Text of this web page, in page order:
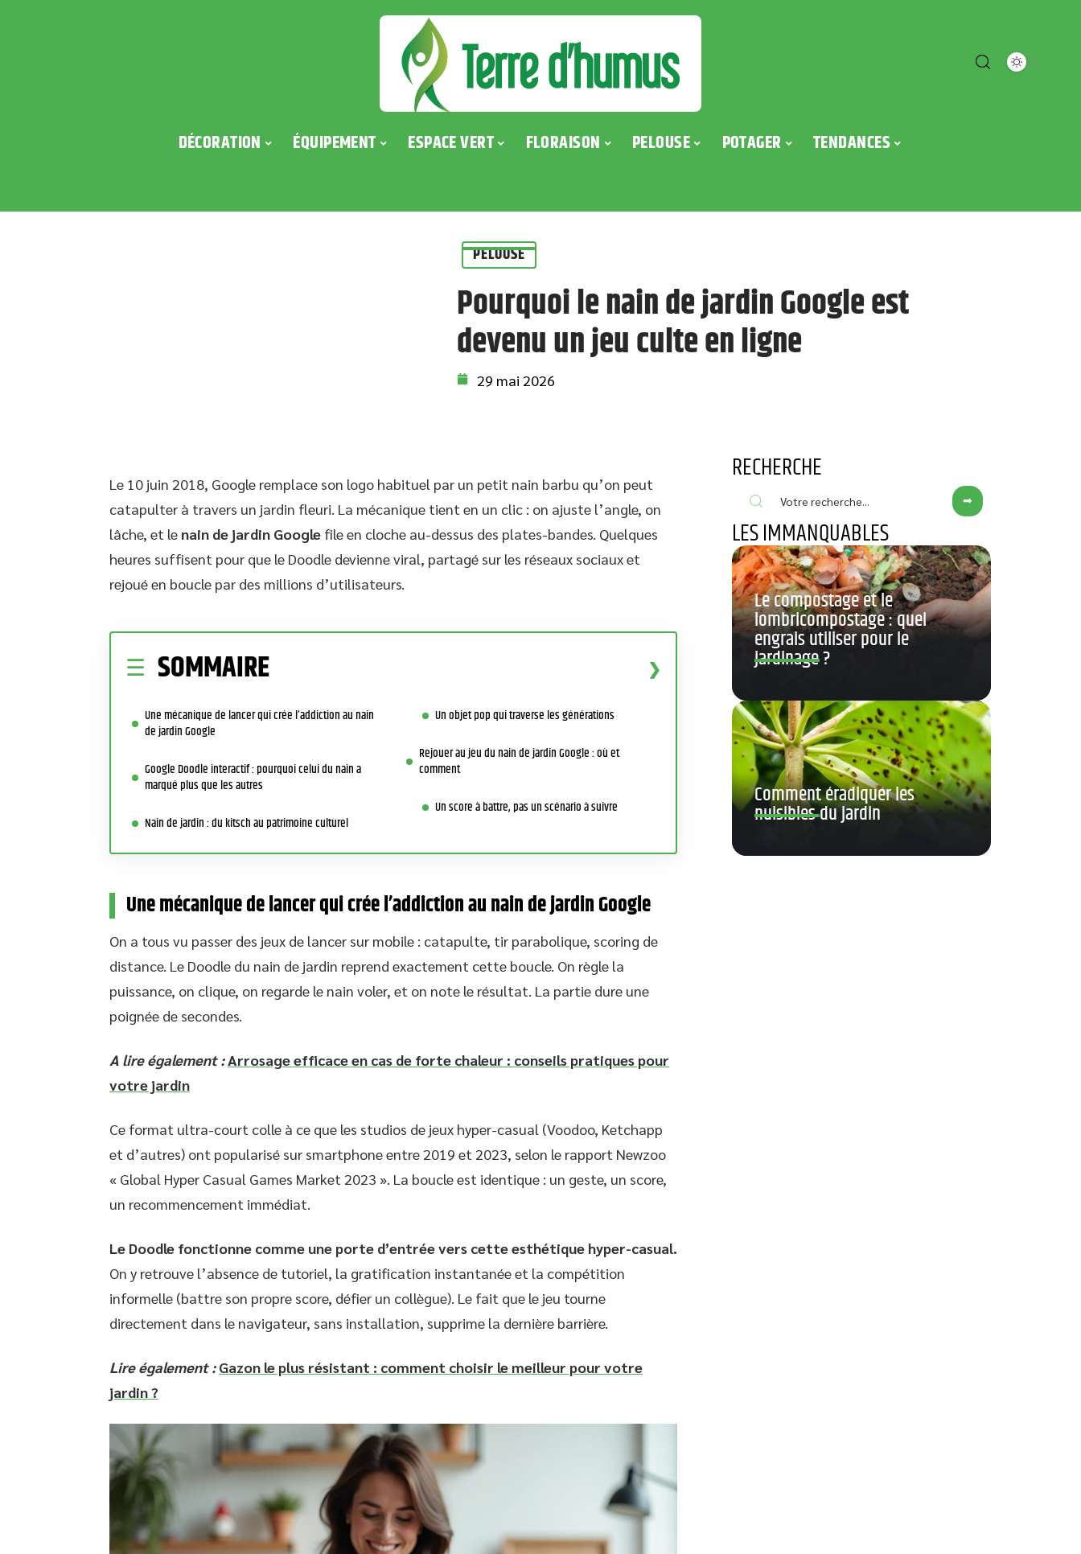
DÉCORATION ÉQUIPEMENT ESPACE VERT FLORAISON PELOUSE POTAGER TENDANCES
PELOUSE
Pourquoi le nain de jardin Google est
devenu un jeu culte en ligne
29 mai 2026
Le 10 juin 2018, Google remplace son logo habituel par un petit nain barbu qu’on peut
catapulter à travers un jardin fleuri. La mécanique tient en un clic : on ajuste l’angle, on
lâche, et le nain de jardin Google file en cloche au-dessus des plates-bandes. Quelques
heures suffisent pour que le Doodle devienne viral, partagé sur les réseaux sociaux et
rejoué en boucle par des millions d’utilisateurs.
SOMMAIRE
Une mécanique de lancer qui crée l’addiction au nain
de jardin Google
Google Doodle interactif : pourquoi celui du nain a
marqué plus que les autres
Nain de jardin : du kitsch au patrimoine culturel
Un objet pop qui traverse les générations
Rejouer au jeu du nain de jardin Google : où et
comment
Un score à battre, pas un scénario à suivre
Une mécanique de lancer qui crée l’addiction au nain de jardin Google
On a tous vu passer des jeux de lancer sur mobile : catapulte, tir parabolique, scoring de
distance. Le Doodle du nain de jardin reprend exactement cette boucle. On règle la
puissance, on clique, on regarde le nain voler, et on note le résultat. La partie dure une
poignée de secondes.
A lire également :Arrosage efficace en cas de forte chaleur : conseils pratiques pour
votre jardin
Ce format ultra-court colle à ce que les studios de jeux hyper-casual (Voodoo, Ketchapp
et d’autres) ont popularisé sur smartphone entre 2019 et 2023, selon le rapport Newzoo
« Global Hyper Casual Games Market 2023 ». La boucle est identique : un geste, un score,
un recommencement immédiat.
Le Doodle fonctionne comme une porte d’entrée vers cette esthétique hyper-casual.
On y retrouve l’absence de tutoriel, la gratification instantanée et la compétition
informelle (battre son propre score, défier un collègue). Le fait que le jeu tourne
directement dans le navigateur, sans installation, supprime la dernière barrière.
Lire également : Gazon le plus résistant : comment choisir le meilleur pour votre
jardin ?
RECHERCHE
LES IMMANQUABLES
Le compostage et le
lombricompostage : quel
engrais utiliser pour le
jardinage ?
Comment éradiquer les
nuisibles du jardin